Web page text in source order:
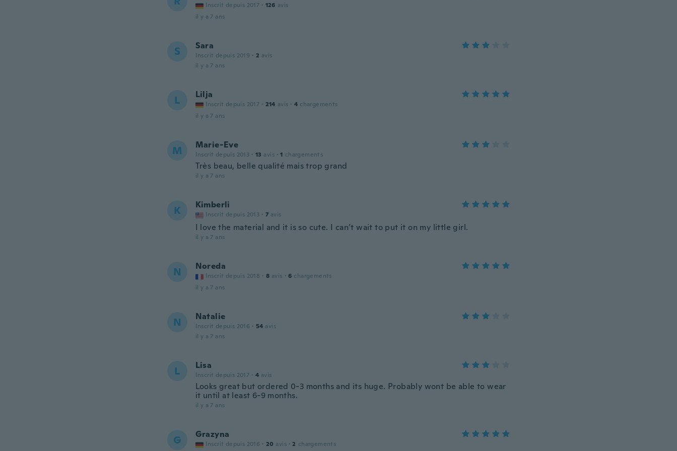
Inscrit depuis 2017 · 126 avis
il y a 7 ans
S Sara
Inscrit depuis 2019 · 2 avis
il y a 7 ans
L Lilja
Inscrit depuis 2017 · 214 avis · 4 chargements
il y a 7 ans
M Marie-Eve
Inscrit depuis 2013 · 13 avis · 1 chargements
Très beau, belle qualité mais trop grand
il y a 7 ans
K Kimberli
Inscrit depuis 2013 · 7 avis
I love the material and it is so cute. I can’t wait to put it on my little girl.
il y a 7 ans
N Noreda
Inscrit depuis 2018 · 8 avis · 6 chargements
il y a 7 ans
N Natalie
Inscrit depuis 2016 · 54 avis
il y a 7 ans
L Lisa
Inscrit depuis 2017 · 4 avis
Looks great but ordered 0-3 months and its huge. Probably wont be able to wear
it until at least 6-9 months.
il y a 7 ans
G Grazyna
Inscrit depuis 2016 · 20 avis · 2 chargements